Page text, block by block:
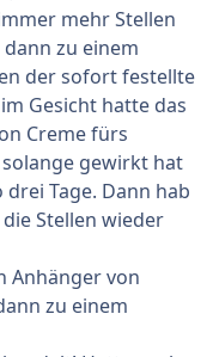
mehr Stellen
zu einem
der sofort festellte
Gesicht hatte das
Creme fürs
gewirkt hat
Tage. Dann hab
Stellen wieder
Anhänger von
zu einem